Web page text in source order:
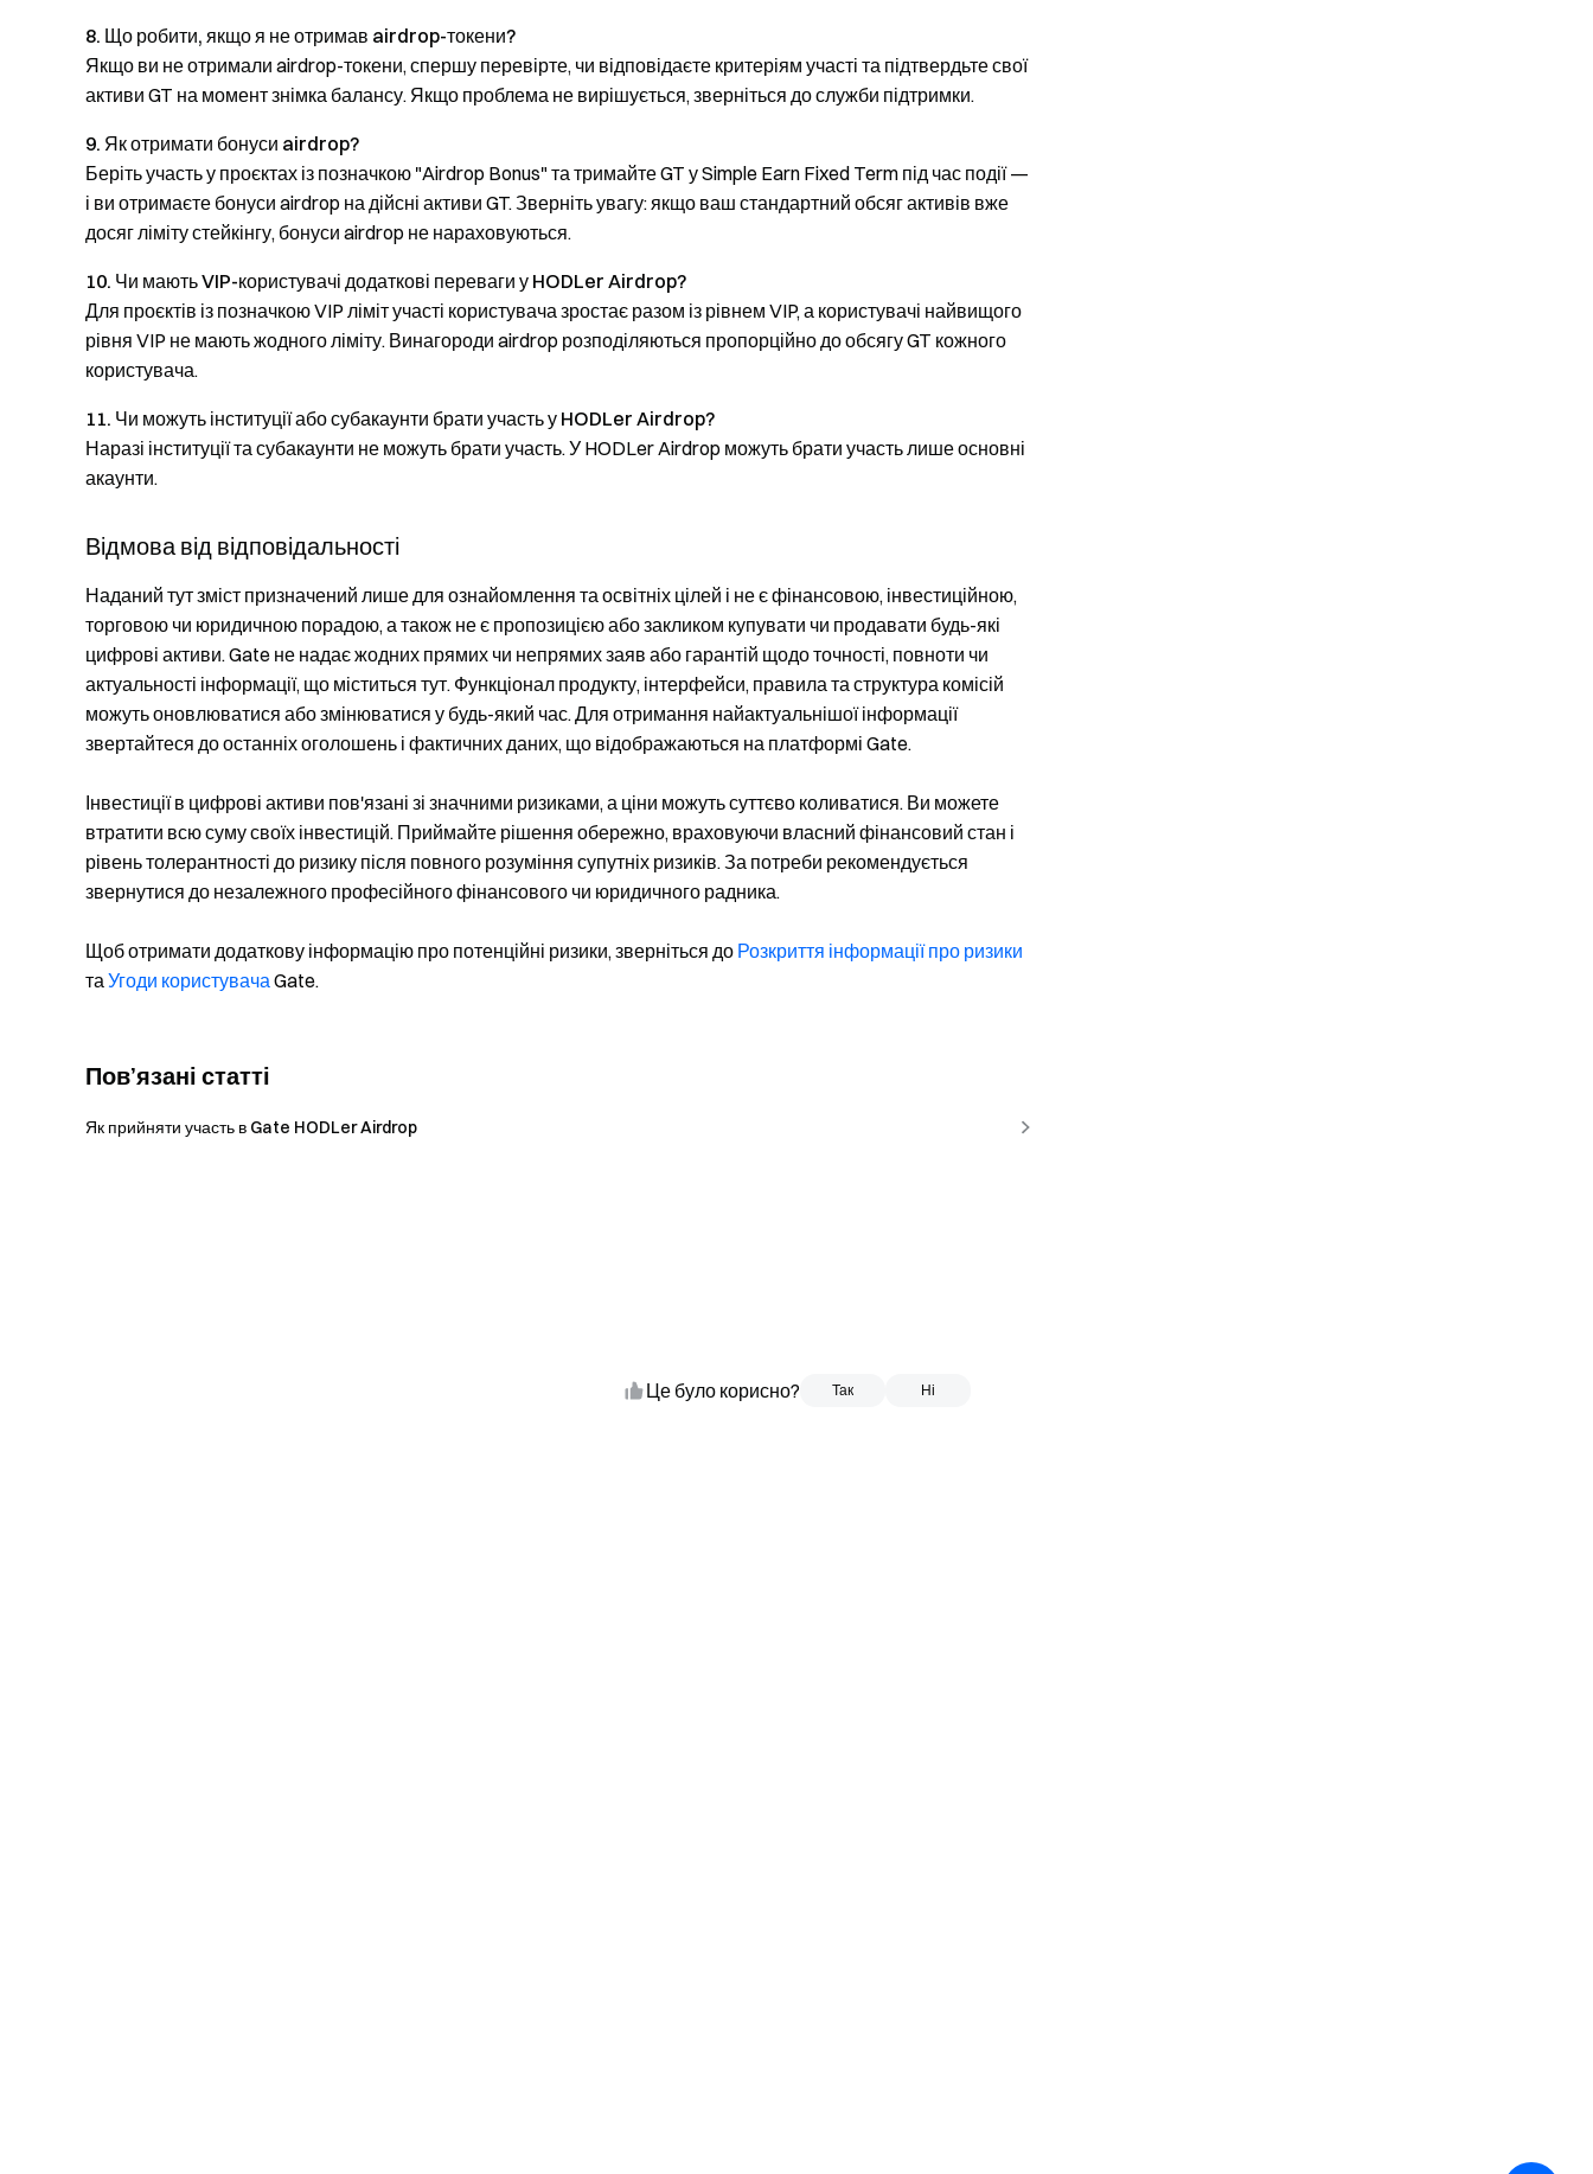
8. Що робити, якщо я не отримав airdrop-токени?
Якщо ви не отримали airdrop-токени, спершу перевірте, чи відповідаєте критеріям участі та підтвердьте свої
активи GT на момент знімка балансу. Якщо проблема не вирішується, зверніться до служби підтримки.
9. Як отримати бонуси airdrop?
Беріть участь у проєктах із позначкою "Airdrop Bonus" та тримайте GT у Simple Earn Fixed Term під час події —
і ви отримаєте бонуси airdrop на дійсні активи GT. Зверніть увагу: якщо ваш стандартний обсяг активів вже
досяг ліміту стейкінгу, бонуси airdrop не нараховуються.
10. Чи мають VIP-користувачі додаткові переваги у HODLer Airdrop?
Для проєктів із позначкою VIP ліміт участі користувача зростає разом із рівнем VIP, а користувачі найвищого
рівня VIP не мають жодного ліміту. Винагороди airdrop розподіляються пропорційно до обсягу GT кожного
користувача.
11. Чи можуть інституції або субакаунти брати участь у HODLer Airdrop?
Наразі інституції та субакаунти не можуть брати участь. У HODLer Airdrop можуть брати участь лише основні
акаунти.
Відмова від відповідальності
Наданий тут зміст призначений лише для ознайомлення та освітніх цілей і не є фінансовою, інвестиційною,
торговою чи юридичною порадою, а також не є пропозицією або закликом купувати чи продавати будь-які
цифрові активи. Gate не надає жодних прямих чи непрямих заяв або гарантій щодо точності, повноти чи
актуальності інформації, що міститься тут. Функціонал продукту, інтерфейси, правила та структура комісій
можуть оновлюватися або змінюватися у будь-який час. Для отримання найактуальнішої інформації
звертайтеся до останніх оголошень і фактичних даних, що відображаються на платформі Gate.
Інвестиції в цифрові активи пов'язані зі значними ризиками, а ціни можуть суттєво коливатися. Ви можете
втратити всю суму своїх інвестицій. Приймайте рішення обережно, враховуючи власний фінансовий стан і
рівень толерантності до ризику після повного розуміння супутніх ризиків. За потреби рекомендується
звернутися до незалежного професійного фінансового чи юридичного радника.
Щоб отримати додаткову інформацію про потенційні ризики, зверніться до Розкриття інформації про ризики
таУгоди користувачаGate.
Пов’язані статті
Як прийняти участь в Gate HODLer Airdrop
Так Ні
Це було корисно? Так Ні